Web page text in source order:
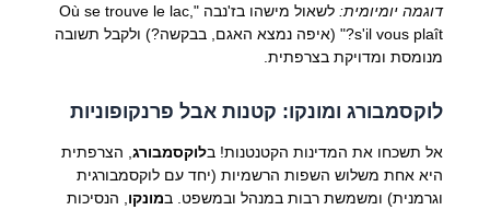
דוגמה יומיומית:
לשאול מישהו בז'נבה "Où se trouve le lac,
s'il vous plaît?" (איפה נמצא האגם, בבקשה?) ולקבל תשובה
מנומסת ומדויקת בצרפתית.
לוקסמבורג ומונקו: קטנות אבל פרנקופוניות
אל תשכחו את המדינות הקטנטנות! בלוקסמבורג, הצרפתית
היא אחת משלוש השפות הרשמיות (יחד עם לוקסמבורגית
וגרמנית) ומשמשת רבות במנהל ובמשפט. במונקו , הנסיכות